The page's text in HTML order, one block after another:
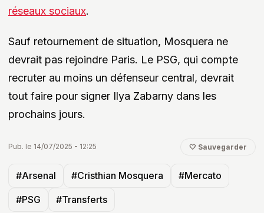
réseaux sociaux.
Sauf retournement de situation, Mosquera ne
devrait pas rejoindre Paris. Le PSG, qui compte
recruter au moins un défenseur central, devrait
tout faire pour signer Ilya Zabarny dans les
prochains jours.
Pub. le 14/07/2025 - 12:25 🤍 Sauvegarder
#Arsenal #Cristhian Mosquera #Mercato
#PSG #Transferts